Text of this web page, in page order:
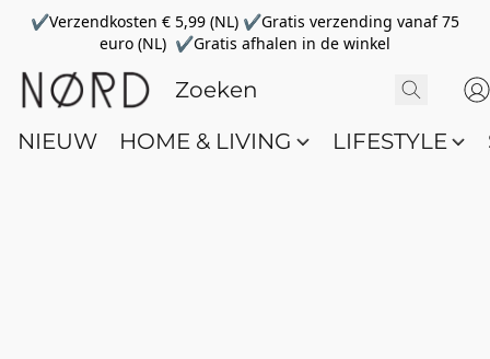
✔Verzendkosten € 5,99 (NL) ✔Gratis verzending vanaf 75
euro (NL) ✔Gratis afhalen in de winkel
NIEUW HOME & LIVING LIFESTYLE